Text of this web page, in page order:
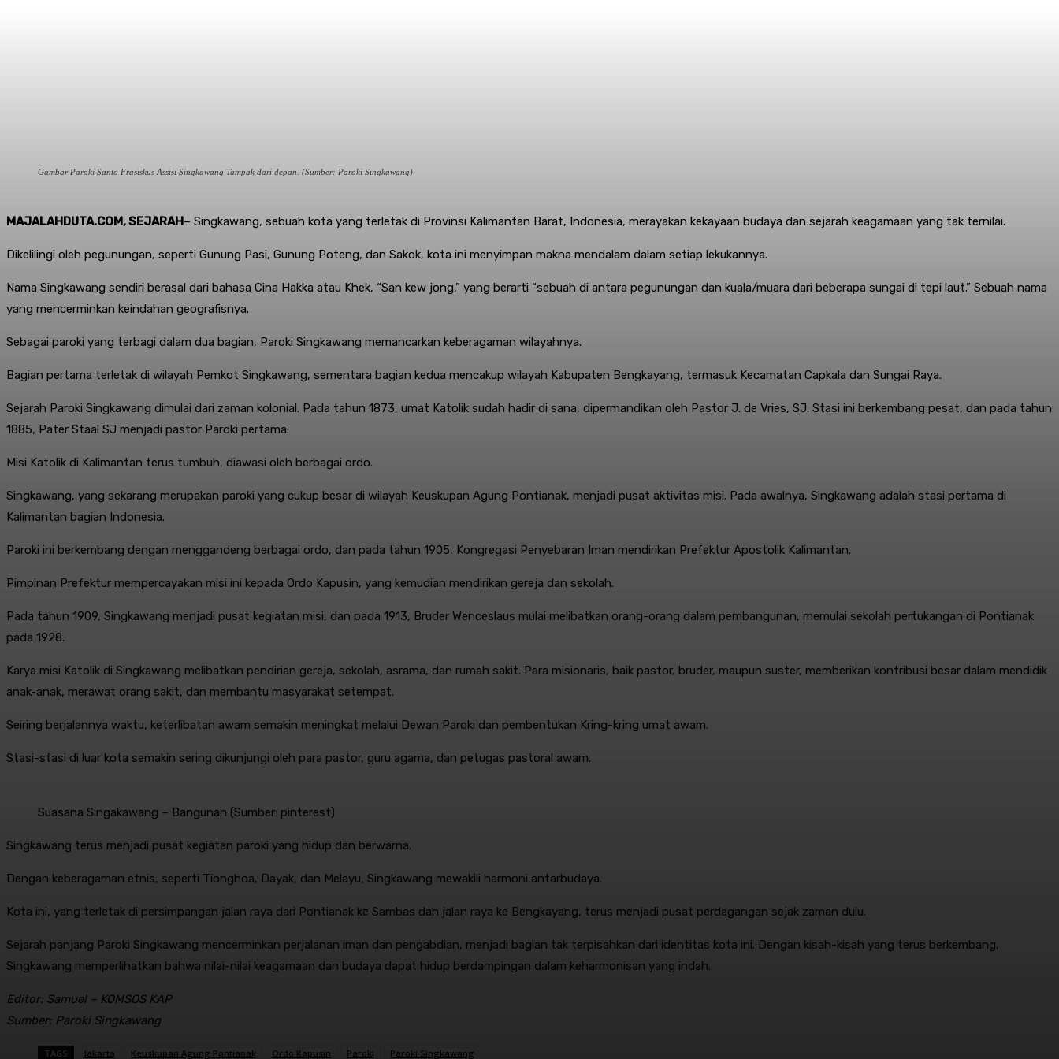
Gambar Paroki Santo Frasiskus Assisi Singkawang Tampak dari depan. (Sumber: Paroki Singkawang)
MAJALAHDUTA.COM, SEJARAH– Singkawang, sebuah kota yang terletak di Provinsi Kalimantan Barat, Indonesia, merayakan kekayaan budaya dan sejarah keagamaan yang tak ternilai.
Dikelilingi oleh pegunungan, seperti Gunung Pasi, Gunung Poteng, dan Sakok, kota ini menyimpan makna mendalam dalam setiap lekukannya.
Nama Singkawang sendiri berasal dari bahasa Cina Hakka atau Khek, “San kew jong,” yang berarti “sebuah di antara pegunungan dan kuala/muara dari beberapa sungai di tepi laut.” Sebuah nama
yang mencerminkan keindahan geografisnya.
Sebagai paroki yang terbagi dalam dua bagian, Paroki Singkawang memancarkan keberagaman wilayahnya.
Bagian pertama terletak di wilayah Pemkot Singkawang, sementara bagian kedua mencakup wilayah Kabupaten Bengkayang, termasuk Kecamatan Capkala dan Sungai Raya.
Sejarah Paroki Singkawang dimulai dari zaman kolonial. Pada tahun 1873, umat Katolik sudah hadir di sana, dipermandikan oleh Pastor J. de Vries, SJ. Stasi ini berkembang pesat, dan pada tahun
1885, Pater Staal SJ menjadi pastor Paroki pertama.
Misi Katolik di Kalimantan terus tumbuh, diawasi oleh berbagai ordo.
Singkawang, yang sekarang merupakan paroki yang cukup besar di wilayah Keuskupan Agung Pontianak, menjadi pusat aktivitas misi. Pada awalnya, Singkawang adalah stasi pertama di
Kalimantan bagian Indonesia.
Paroki ini berkembang dengan menggandeng berbagai ordo, dan pada tahun 1905, Kongregasi Penyebaran Iman mendirikan Prefektur Apostolik Kalimantan.
Pimpinan Prefektur mempercayakan misi ini kepada Ordo Kapusin, yang kemudian mendirikan gereja dan sekolah.
Pada tahun 1909, Singkawang menjadi pusat kegiatan misi, dan pada 1913, Bruder Wenceslaus mulai melibatkan orang-orang dalam pembangunan, memulai sekolah pertukangan di Pontianak
pada 1928.
Karya misi Katolik di Singkawang melibatkan pendirian gereja, sekolah, asrama, dan rumah sakit. Para misionaris, baik pastor, bruder, maupun suster, memberikan kontribusi besar dalam mendidik
anak-anak, merawat orang sakit, dan membantu masyarakat setempat.
Seiring berjalannya waktu, keterlibatan awam semakin meningkat melalui Dewan Paroki dan pembentukan Kring-kring umat awam.
Stasi-stasi di luar kota semakin sering dikunjungi oleh para pastor, guru agama, dan petugas pastoral awam.
Suasana Singakawang – Bangunan (Sumber: pinterest)
Singkawang terus menjadi pusat kegiatan paroki yang hidup dan berwarna.
Dengan keberagaman etnis, seperti Tionghoa, Dayak, dan Melayu, Singkawang mewakili harmoni antarbudaya.
Kota ini, yang terletak di persimpangan jalan raya dari Pontianak ke Sambas dan jalan raya ke Bengkayang, terus menjadi pusat perdagangan sejak zaman dulu.
Sejarah panjang Paroki Singkawang mencerminkan perjalanan iman dan pengabdian, menjadi bagian tak terpisahkan dari identitas kota ini. Dengan kisah-kisah yang terus berkembang,
Singkawang memperlihatkan bahwa nilai-nilai keagamaan dan budaya dapat hidup berdampingan dalam keharmonisan yang indah.
Editor: Samuel – KOMSOS KAP
Sumber: Paroki Singkawang
TAGS Jakarta Keuskupan Agung Pontianak Ordo Kapusin Paroki Paroki Singkawang